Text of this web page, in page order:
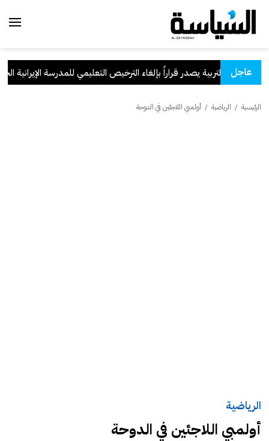
عاجل
وزير التربية يصدر قراراً بإلغاء الترخيص التعليمي للمدرسة الإيرانية
الرئيسية / الرياضية / أولمبي اللاجئين في الدوحة
الرياضية
أولمبي اللاجئين في الدوحة